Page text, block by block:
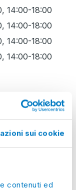
sui cookie
contenuti ed
14:00-18:00
14:00-18:00
14:00-18:00
14:00-18:00